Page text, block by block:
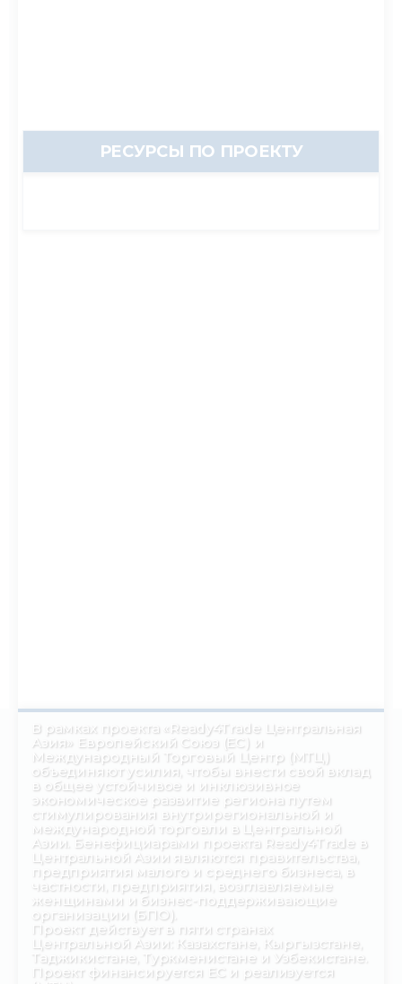
РЕСУРСЫ ПО ПРОЕКТУ
В рамках проекта «Ready4Trade Центральная
Азия» Европейский Союз (ЕС) и
Международный Торговый Центр (МТЦ)
объединяют усилия, чтобы внести свой вклад
в общее устойчивое и инклюзивное
экономическое развитие региона путем
стимулирования внутрирегиональной и
международной торговли в Центральной
Азии. Бенефициарами проекта Ready4Trade в
Центральной Азии являются правительства,
предприятия малого и среднего бизнеса, в
частности, предприятия, возглавляемые
женщинами и бизнес-поддерживающие
организации (БПО).
Проект действует в пяти странах
Центральной Азии: Казахстане, Кыргызстане,
Таджикистане, Туркменистане и Узбекистане.
Проект финансируется ЕС и реализуется